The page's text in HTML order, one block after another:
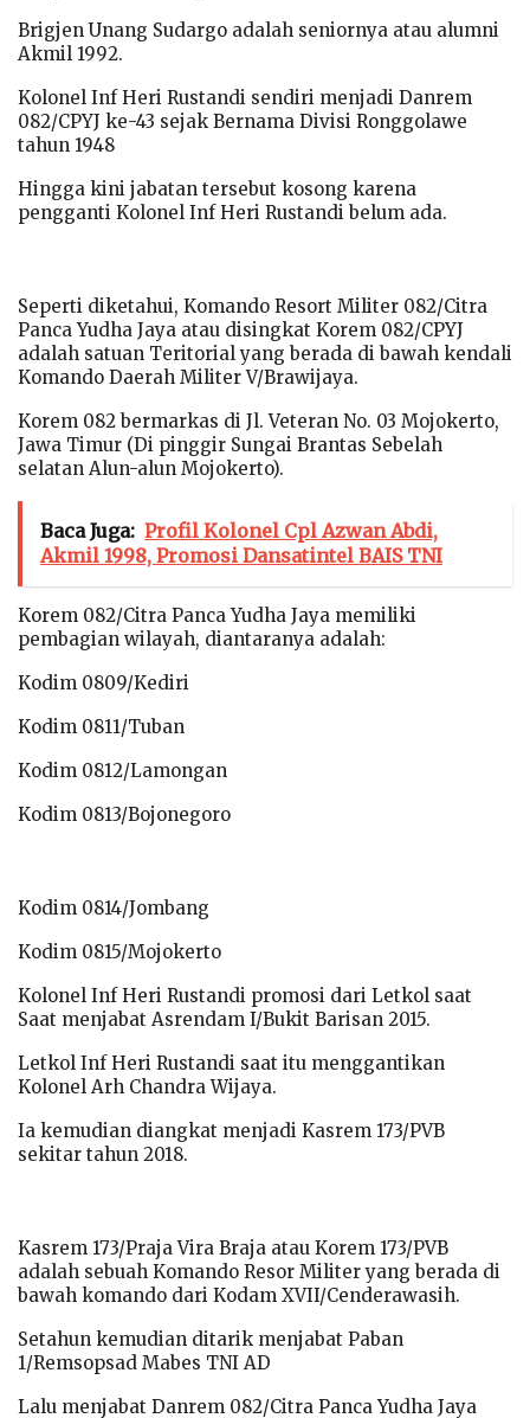
Brigjen Unang Sudargo adalah seniornya atau alumni
Akmil 1992.
Kolonel Inf Heri Rustandi sendiri menjadi Danrem
082/CPYJ ke-43 sejak Bernama Divisi Ronggolawe
tahun 1948
Hingga kini jabatan tersebut kosong karena
pengganti Kolonel Inf Heri Rustandi belum ada.
Seperti diketahui, Komando Resort Militer 082/Citra
Panca Yudha Jaya atau disingkat Korem 082/CPYJ
adalah satuan Teritorial yang berada di bawah kendali
Komando Daerah Militer V/Brawijaya.
Korem 082 bermarkas di Jl. Veteran No. 03 Mojokerto,
Jawa Timur (Di pinggir Sungai Brantas Sebelah
selatan Alun-alun Mojokerto).
Baca Juga: Profil Kolonel Cpl Azwan Abdi,
Akmil 1998, Promosi Dansatintel BAIS TNI
Korem 082/Citra Panca Yudha Jaya memiliki
pembagian wilayah, diantaranya adalah:
Kodim 0809/Kediri
Kodim 0811/Tuban
Kodim 0812/Lamongan
Kodim 0813/Bojonegoro
Kodim 0814/Jombang
Kodim 0815/Mojokerto
Kolonel Inf Heri Rustandi promosi dari Letkol saat
Saat menjabat Asrendam I/Bukit Barisan 2015.
Letkol Inf Heri Rustandi saat itu menggantikan
Kolonel Arh Chandra Wijaya.
Ia kemudian diangkat menjadi Kasrem 173/PVB
sekitar tahun 2018.
Kasrem 173/Praja Vira Braja atau Korem 173/PVB
adalah sebuah Komando Resor Militer yang berada di
bawah komando dari Kodam XVII/Cenderawasih.
Setahun kemudian ditarik menjabat Paban
1/Remsopsad Mabes TNI AD
Lalu menjabat Danrem 082/Citra Panca Yudha Jaya